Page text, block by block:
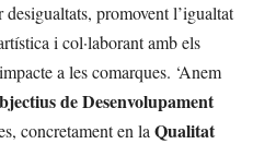
promovent l’igualtat
i col·laborant amb els
a les comarques. ‘Anem
de Desenvolupament
concretament en la Qualitat